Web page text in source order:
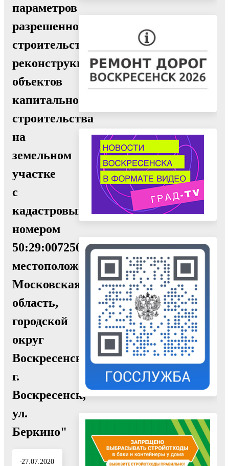
параметров
разрешенного
строительства,
реконструкции
объектов
капитального
строительства
на
земельном
участке
с
кадастровым
номером
50:29:0072505:704
местоположение:
Московская
область,
городской
округ
Воскресенск,
г.
Воскресенск,
ул.
Беркино"
27.07.2020